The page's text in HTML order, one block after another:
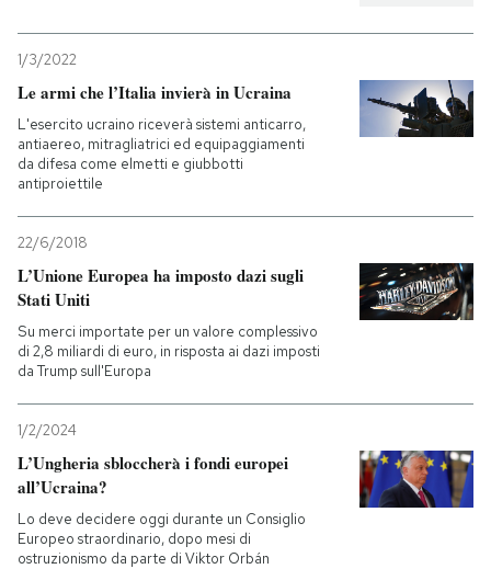
1/3/2022
Le armi che l’Italia invierà in Ucraina
L'esercito ucraino riceverà sistemi anticarro,
antiaereo, mitragliatrici ed equipaggiamenti
da difesa come elmetti e giubbotti
antiproiettile
22/6/2018
L’Unione Europea ha imposto dazi sugli
Stati Uniti
Su merci importate per un valore complessivo
di 2,8 miliardi di euro, in risposta ai dazi imposti
da Trump sull'Europa
1/2/2024
L’Ungheria sbloccherà i fondi europei
all’Ucraina?
Lo deve decidere oggi durante un Consiglio
Europeo straordinario, dopo mesi di
ostruzionismo da parte di Viktor Orbán